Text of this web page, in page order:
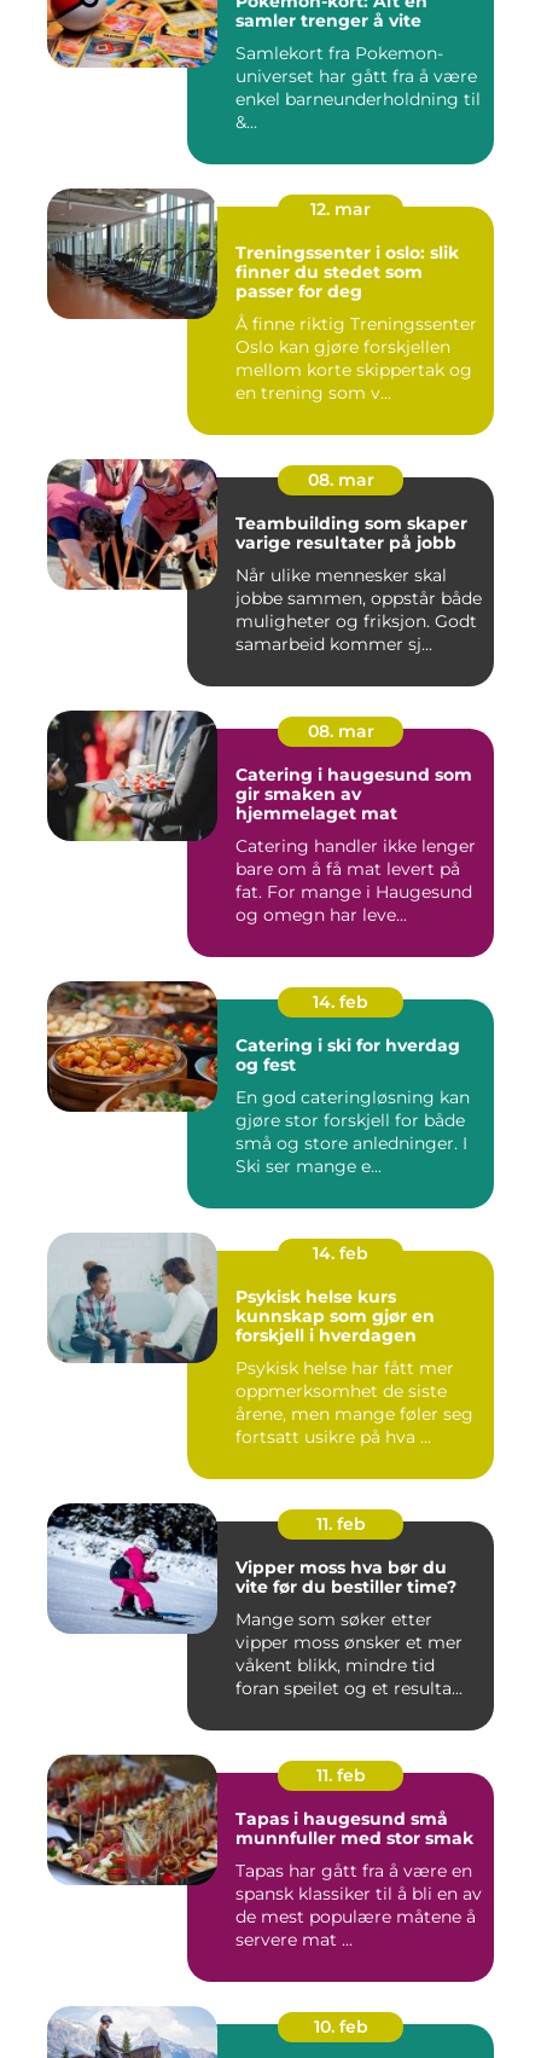
samler trenger å vite
Samlekort fra Pokemon-
universet har gått fra å være
enkel barneunderholdning til
&...
12. mar
Treningssenter i oslo: slik
finner du stedet som
passer for deg
Å finne riktig Treningssenter
Oslo kan gjøre forskjellen
mellom korte skippertak og
en trening som v...
08. mar
Teambuilding som skaper
varige resultater på jobb
Når ulike mennesker skal
jobbe sammen, oppstår både
muligheter og friksjon. Godt
samarbeid kommer sj...
08. mar
Catering i haugesund som
gir smaken av
hjemmelaget mat
Catering handler ikke lenger
bare om å få mat levert på
fat. For mange i Haugesund
og omegn har leve...
14. feb
Catering i ski for hverdag
og fest
En god cateringløsning kan
gjøre stor forskjell for både
små og store anledninger. I
Ski ser mange e...
14. feb
Psykisk helse kurs
kunnskap som gjør en
forskjell i hverdagen
Psykisk helse har fått mer
oppmerksomhet de siste
årene, men mange føler seg
fortsatt usikre på hva ...
11. feb
Vipper moss hva bør du
vite før du bestiller time?
Mange som søker etter
vipper moss ønsker et mer
våkent blikk, mindre tid
foran speilet og et resulta...
11. feb
Tapas i haugesund små
munnfuller med stor smak
Tapas har gått fra å være en
spansk klassiker til å bli en av
de mest populære måtene å
servere mat ...
10. feb